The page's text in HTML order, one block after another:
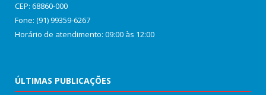
CEP: 68860‑000
Fone: (91) 99359-6267
Horário de atendimento: 09:00 às 12:00
ÚLTIMAS PUBLICAÇÕES